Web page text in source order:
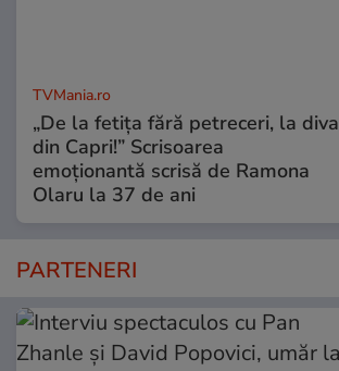
TVMania.ro
„De la fetița fără petreceri, la diva
din Capri!” Scrisoarea
emoționantă scrisă de Ramona
Olaru la 37 de ani
PARTENERI